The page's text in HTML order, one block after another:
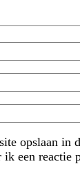
opslaan in
ik een reactie